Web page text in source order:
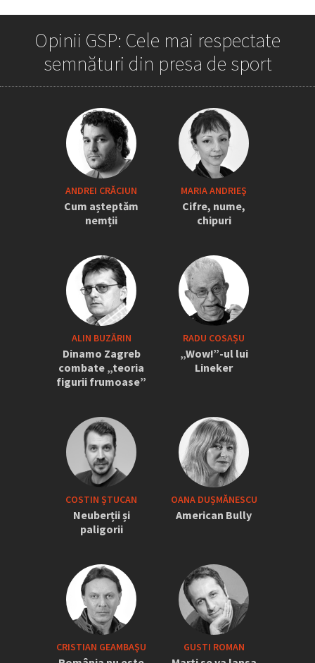
„Iordănescu a tras sforile să revină la
națională” » Pițurcă face dezvăluiri
tari: „Dacă știam că vine el...” +
Scena din avion: „Era transfigurat”
Opinii GSP: Cele mai respectate
semnături din presa de sport
ANDREI CRĂCIUN
Cum așteptăm
nemții
MARIA ANDRIEŞ
Cifre, nume,
chipuri
ALIN BUZĂRIN
Dinamo Zagreb
combate „teoria
figurii frumoase”
RADU COSAȘU
„Wow!”-ul lui
Lineker
COSTIN ȘTUCAN
Neuberții și
paligorii
OANA DUȘMĂNESCU
American Bully
CRISTIAN GEAMBAŞU GUSTI ROMAN